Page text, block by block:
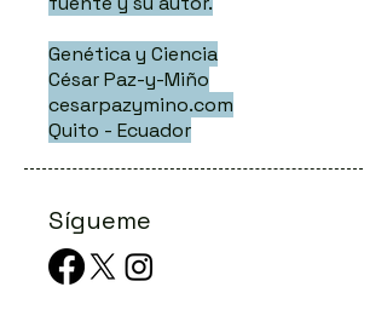
Genética y Ciencia
César Paz-y-Miño
cesarpazymino.com
Quito - Ecuador
Sígueme